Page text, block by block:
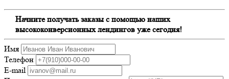
Начните получать заказы с помощью наших
высококонверсионных лендингов уже сегодня!
Имя
Телефон
E-mail